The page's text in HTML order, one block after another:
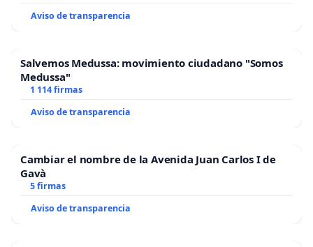
Aviso de transparencia
Salvemos Medussa: movimiento ciudadano "Somos
Medussa"
1 114 firmas
Aviso de transparencia
Cambiar el nombre de la Avenida Juan Carlos I de
Gavà
5 firmas
Aviso de transparencia